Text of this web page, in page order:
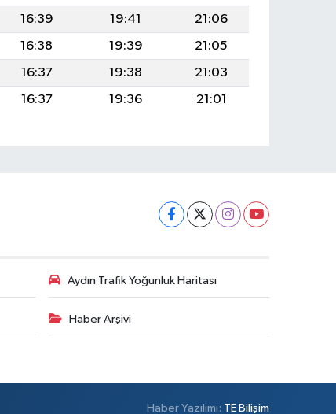
16:39 19:41
21:06
16:38 19:39
21:05
16:37 19:38
21:03
16:37 19:36 21:01
Aydın Trafik Yoğunluk Haritası
Haber Arşivi
Haber Yazılımı: TE Bilişim